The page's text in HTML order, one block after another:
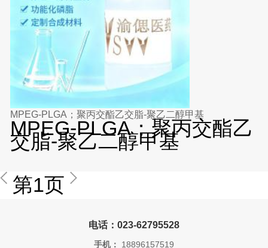
MPEG-PLGA；聚丙交酯乙交脂-聚乙二醇甲基
MPEG-PLGA；聚丙交酯乙
交脂-聚乙二醇甲基
第1页
电话：023-62795528
手机： 18896157519